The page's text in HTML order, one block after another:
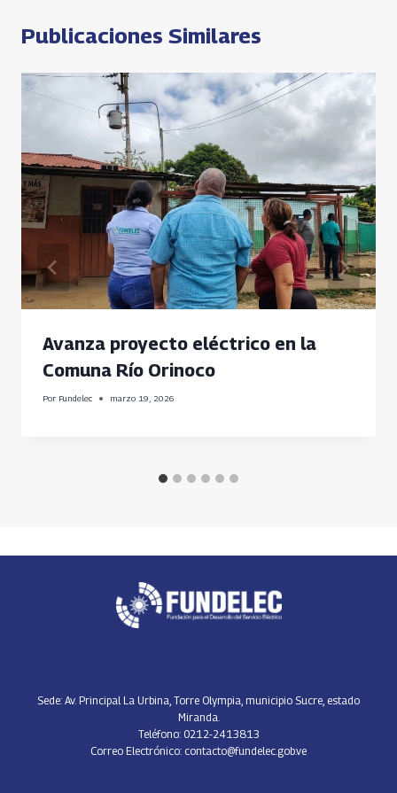
Publicaciones Similares
Avanza proyecto eléctrico en la
Comuna Río Orinoco
Por Fundelec marzo 19, 2026
Sede: Av. Principal La Urbina, Torre Olympia, municipio Sucre, estado
Miranda.
Teléfono: 0212-2413813
Correo Electrónico: contacto@fundelec.gob.ve